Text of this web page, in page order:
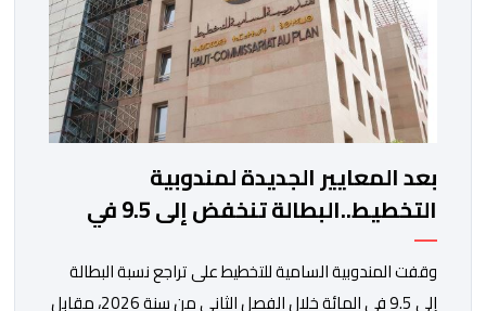
بعد المعايير الجديدة لمندوبية
التخطيط..البطالة تنخفض إلى 9.5 في
المائة
وقفت المندوبية السامية للتخطيط على تراجع نسبة البطالة
إلى 9.5 في المائة خلال الفصل الثاني من سنة 2026، مقابل